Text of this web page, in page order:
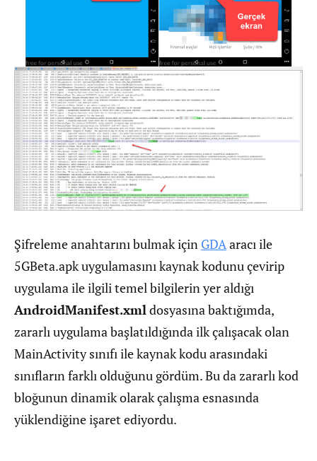
Şifreleme anahtarını bulmak için GDA aracı ile
5GBeta.apk uygulamasını kaynak kodunu çevirip
uygulama ile ilgili temel bilgilerin yer aldığı
AndroidManifest.xml dosyasına baktığımda,
zararlı uygulama başlatıldığında ilk çalışacak olan
MainActivity sınıfı ile kaynak kodu arasındaki
sınıfların farklı olduğunu gördüm. Bu da zararlı kod
bloğunun dinamik olarak çalışma esnasında
yüklendiğine işaret ediyordu.